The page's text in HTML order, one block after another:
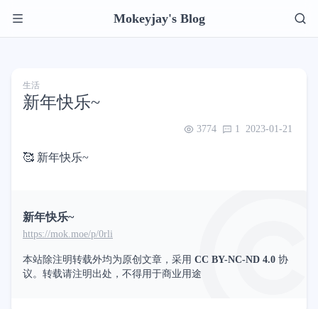
Mokeyjay's Blog
生活
新年快乐~
3774 1 2023-01-21
🥰 新年快乐~
新年快乐~
https://mok.moe/p/0rli
本站除注明转载外均为原创文章，采用 CC BY-NC-ND 4.0 协
议。转载请注明出处，不得用于商业用途